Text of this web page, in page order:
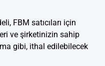
FBM satıcıları için
ve şirketinizin sahip
gibi, ithal edilebilecek